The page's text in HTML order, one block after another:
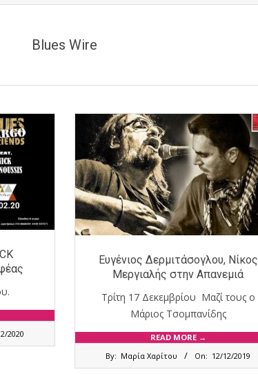
Blues Wire
2020
Ευγένιος Δερμιτάσογλου, Νίκος
Μεργιαλής στην Απανεμιά
Τρίτη 17 Δεκεμβρίου Μαζί τους ο
Μάριος Τσομπανίδης
READ MORE →
By: Μαρία Χαρίτου On: 12/12/2019